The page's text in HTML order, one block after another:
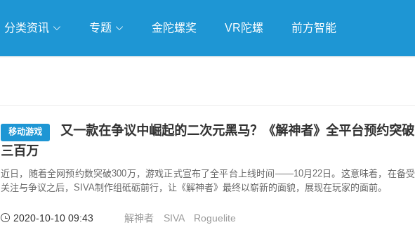
分类资讯 专题 金陀螺奖 VR陀螺 前方智能
移动游戏
又一款在争议中崛起的二次元黑马？《解神者》全平台预约突破
三百万
近日，随着全网预约数突破300万，游戏正式宣布了全平台上线时间——10月22日。这意味着，在备受
关注与争议之后，SIVA制作组砥砺前行，让《解神者》最终以崭新的面貌，展现在玩家的面前。
2020-10-10 09:43 解神者 SIVA Roguelite